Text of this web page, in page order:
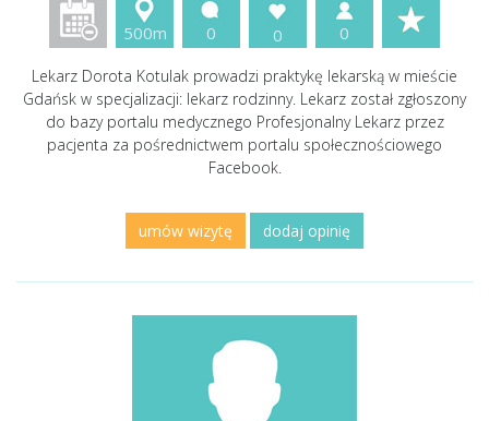
500m 0 0 0
Lekarz Dorota Kotulak prowadzi praktykę lekarską w mieście
Gdańsk w specjalizacji: lekarz rodzinny. Lekarz został zgłoszony
do bazy portalu medycznego Profesjonalny Lekarz przez
pacjenta za pośrednictwem portalu społecznościowego
Facebook.
umów wizytę dodaj opinię